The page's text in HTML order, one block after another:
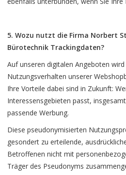
5. Wozu nutzt die Firma Norbert
Bürotechnik Trackingdaten?
Auf unseren digitalen Angeboten
Nutzungsverhalten unserer
Ihre Vorteile dabei sind in Zukunft:
Interessensgebieten passt,
passende Werbung.
Diese pseudonymisierten
gesondert zu erteilende,
Betroffenen nicht mit
Träger des Pseudonyms